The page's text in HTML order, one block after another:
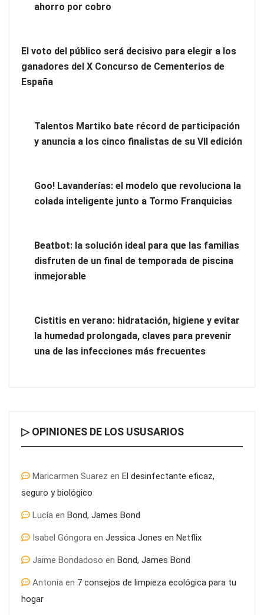
Ranking de despachos: los mejores abogados de extranjería
en Majadahonda
Tipos de suelos: parquet, tarima o laminado ¿Cuál elegir
para tu hogar?
ahorro por cobro
El voto del público será decisivo para elegir a los
ganadores del X Concurso de Cementerios de
España
Talentos Martiko bate récord de participación
y anuncia a los cinco finalistas de su VII edición
Goo! Lavanderías: el modelo que revoluciona la
colada inteligente junto a Tormo Franquicias
Beatbot: la solución ideal para que las familias
disfruten de un final de temporada de piscina
inmejorable
Cistitis en verano: hidratación, higiene y evitar
la humedad prolongada, claves para prevenir
una de las infecciones más frecuentes
▷ OPINIONES DE LOS USUSARIOS
Maricarmen Suarez en El desinfectante eficaz,
seguro y biológico
Lucía en Bond, James Bond
Isabel Góngora en Jessica Jones en Netflix
Jaime Bondadoso en Bond, James Bond
Antonia en 7 consejos de limpieza ecológica para tu
hogar